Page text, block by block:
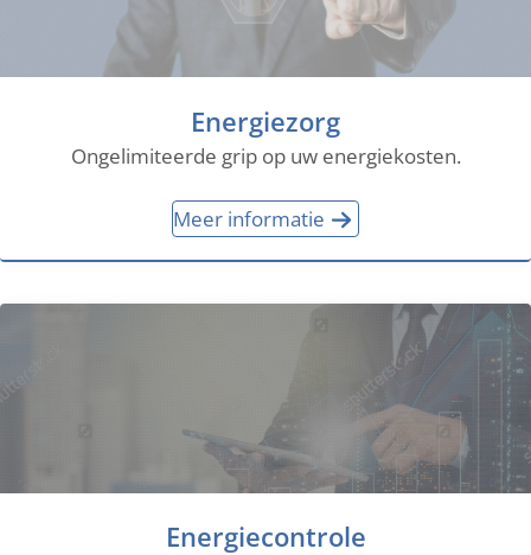
Energiezorg
Ongelimiteerde grip op uw energiekosten.
Meer informatie
Energiecontrole